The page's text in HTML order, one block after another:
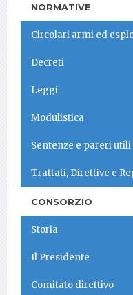
NORMATIVE
Circolari armi ed
Decreti
Leggi
Modulistica
Sentenze e pareri utili
Trattati, Direttive e
CONSORZIO
Storia
Il Presidente
Comitato direttivo